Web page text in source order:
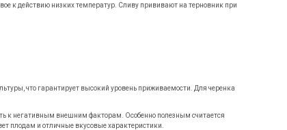
к действию низких температур. Сливу прививают на терновник при
что гарантирует высокий уровень приживаемости. Для черенка
к негативным внешним факторам. Особенно полезным считается
плодам и отличные вкусовые характеристики.